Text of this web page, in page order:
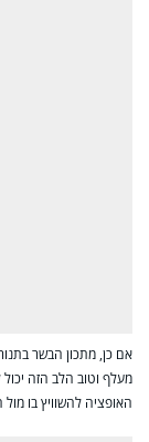
אם כן, מתכון הבשר
מעלף וטוב הלב הזה
האופציה להשוויץ בו